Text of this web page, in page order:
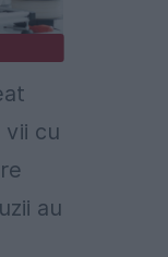
vii cu
au